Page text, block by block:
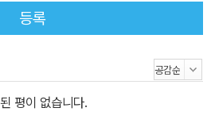
어린이 모두, 천천히 쉽게 문장을 서술하
) 길어지는 글을 조리 있게 쓰고 싶다
떠올려요 글을 조리 있게 쓰려면 문단
내용이나 생각으로 묶인 짧은 글 덩어
등록
평이 없습니다.